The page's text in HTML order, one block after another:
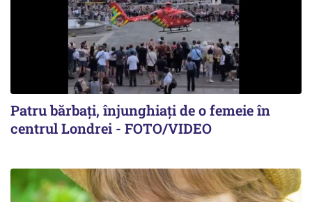
Patru bărbați, înjunghiați de o femeie în
centrul Londrei - FOTO/VIDEO